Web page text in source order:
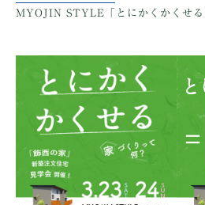
MYOJIN STYLE「とにかくかくせる